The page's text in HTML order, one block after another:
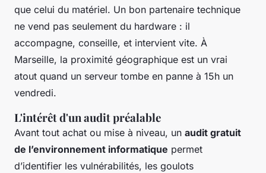
que celui du matériel. Un bon partenaire technique
ne vend pas seulement du hardware : il
accompagne, conseille, et intervient vite. À
Marseille, la proximité géographique est un vrai
atout quand un serveur tombe en panne à 15h un
vendredi.
L'intérêt d'un audit préalable
Avant tout achat ou mise à niveau, un audit gratuit
de l’environnement informatique permet
d’identifier les vulnérabilités, les goulots